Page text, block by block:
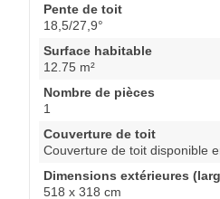
Pente de toit
18,5/27,9°
Surface habitable
12.75 m²
Nombre de pièces
1
Couverture de toit
Couverture de toit disponible
Dimensions extérieures
518 x 318 cm